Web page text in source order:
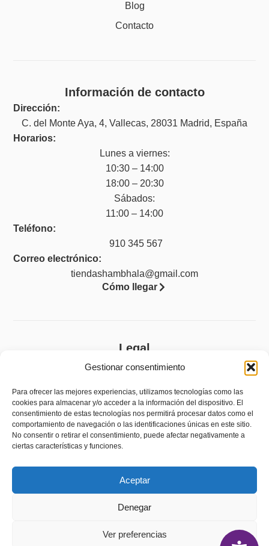
Gestionar consentimiento
Para ofrecer las mejores experiencias, utilizamos tecnologías como las
cookies para almacenar y/o acceder a la información del dispositivo. El
consentimiento de estas tecnologías nos permitirá procesar datos como el
comportamiento de navegación o las identificaciones únicas en este sitio.
No consentir o retirar el consentimiento, puede afectar negativamente a
ciertas características y funciones.
Aceptar
Denegar
Ver preferencias
Blog
Contacto
Información de contacto
Dirección:
C. del Monte Aya, 4, Vallecas, 28031 Madrid, España
Horarios:
Lunes a viernes:
10:30 – 14:00
18:00 – 20:30
Sábados:
11:00 – 14:00
Teléfono:
910 345 567
Correo electrónico:
tiendashambhala@gmail.com
Cómo llegar
Legal
Aviso legal
Política de privacidad
Política de cookies (UE)
Accesibilidad
Política de devoluciones y reembolsos